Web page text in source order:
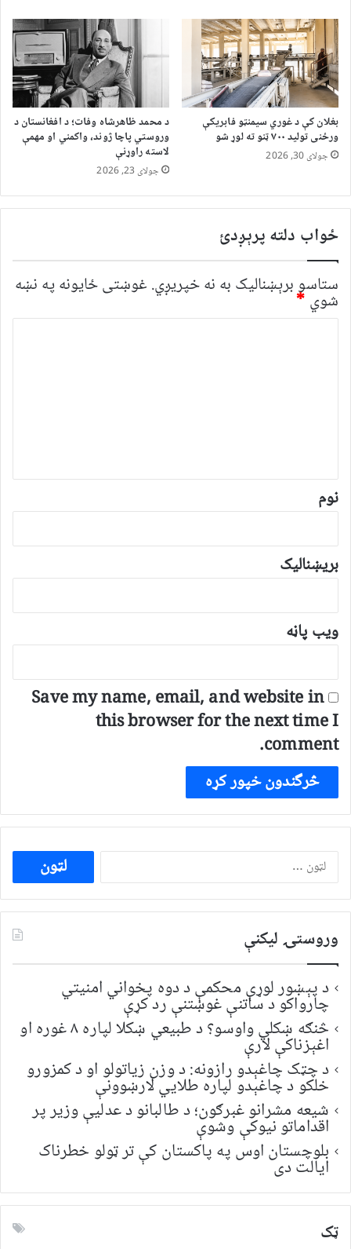
بغلان کې د غوري سیمنټو فابریکې
ورځنی تولید ۷۰۰ ټنو ته لوړ شو
جولای 30, 2026
د محمد ظاهرشاه وفات؛ د افغانستان د
وروستي پاچا ژوند، واکمني او مهمې
لاسته راوړنې
جولای 23, 2026
ځواب دلته پرېږدئ
ستاسو برېښناليک به نه خپريږي. غوښتى ځایونه په نښه
شوي *
*
نوم
بریښنالیک
ویب پاڼه
Save my name, email, and website in
this browser for the next time I
comment.
ددی
لپاره
لټون:
وروستۍ ليکنې
د پېښور لوړې محکمې د دوه پخواني امنیتي
چارواکو د ساتنې غوښتنې رد کړې
څنګه ښکلي واوسو؟ د طبیعي ښکلا لپاره ۸ غوره او
اغېزناکې لارې
د چټک چاغېدو رازونه: د وزن زیاتولو او د کمزورو
خلکو د چاغېدو لپاره طلایي لارښوونې
شیعه مشرانو غبرګون؛ د طالبانو د عدلیې وزیر پر
اقداماتو نیوکې وشوې
بلوچستان اوس په پاکستان کې تر ټولو خطرناک
ایالت دی
ټک